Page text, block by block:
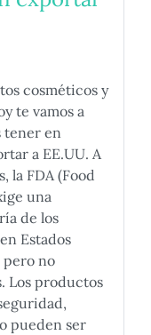
cosméticos y
te vamos a
tener en
a EE.UU. A
la FDA (Food
una
de los
Estados
pero no
Los productos
pueden ser